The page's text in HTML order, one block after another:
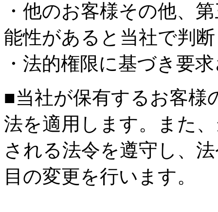
・他のお客様その他、
能性があると当社で判
・法的権限に基づき要
■当社が保有するお客様
法を適用します。また
される法令を遵守し、
目の変更を行います。